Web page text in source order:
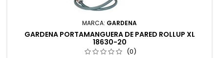
MARCA: GARDENA
GARDENA PORTAMANGUERA DE PARED ROLLUP XL
18630-20
(0)